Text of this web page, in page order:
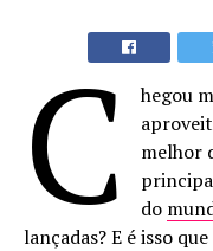
C
hegou
melhor
do
lançadas? E é isso